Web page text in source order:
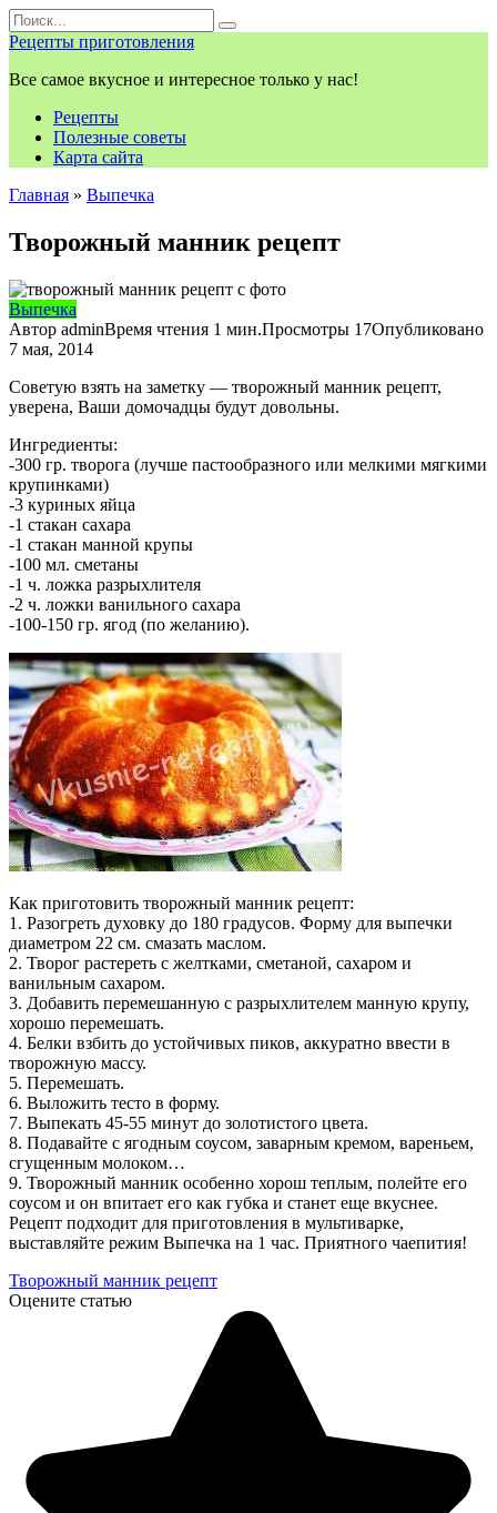
Перейти
к
контенту
Search
for:
Рецепты приготовления
Все самое вкусное и интересное только у нас!
Рецепты
Полезные советы
Карта сайта
Главная » Выпечка
Творожный манник рецепт
Выпечка
Автор adminВремя чтения 1 мин.Просмотры 17Опубликовано
7 мая, 2014
Советую взять на заметку — творожный манник рецепт,
уверена, Ваши домочадцы будут довольны.
Ингредиенты:
-300 гр. творога (лучше пастообразного или мелкими мягкими
крупинками)
-3 куриных яйца
-1 стакан сахара
-1 стакан манной крупы
-100 мл. сметаны
-1 ч. ложка разрыхлителя
-2 ч. ложки ванильного сахара
-100-150 гр. ягод (по желанию).
Как приготовить творожный манник рецепт:
1. Разогреть духовку до 180 градусов. Форму для выпечки
диаметром 22 см. смазать маслом.
2. Творог растереть с желтками, сметаной, сахаром и
ванильным сахаром.
3. Добавить перемешанную с разрыхлителем манную крупу,
хорошо перемешать.
4. Белки взбить до устойчивых пиков, аккуратно ввести в
творожную массу.
5. Перемешать.
6. Выложить тесто в форму.
7. Выпекать 45-55 минут до золотистого цвета.
8. Подавайте с ягодным соусом, заварным кремом, вареньем,
сгущенным молоком…
9. Творожный манник особенно хорош теплым, полейте его
соусом и он впитает его как губка и станет еще вкуснее.
Рецепт подходит для приготовления в мультиварке,
выставляйте режим Выпечка на 1 час. Приятного чаепития!
Творожный манник рецепт
Оцените статью